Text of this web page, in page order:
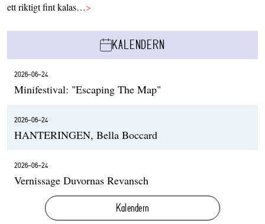
ett riktigt fint kalas…>
KALENDERN
2026-06-24
Minifestival: "Escaping The Map"
2026-06-24
HANTERINGEN, Bella Boccard
2026-06-24
Vernissage Duvornas Revansch
Kalendern